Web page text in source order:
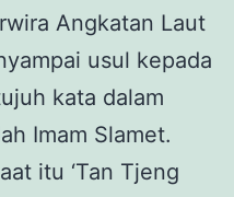
Angkatan Laut
usul kepada
kata dalam
Imam Slamet.
itu ‘Tan Tjeng